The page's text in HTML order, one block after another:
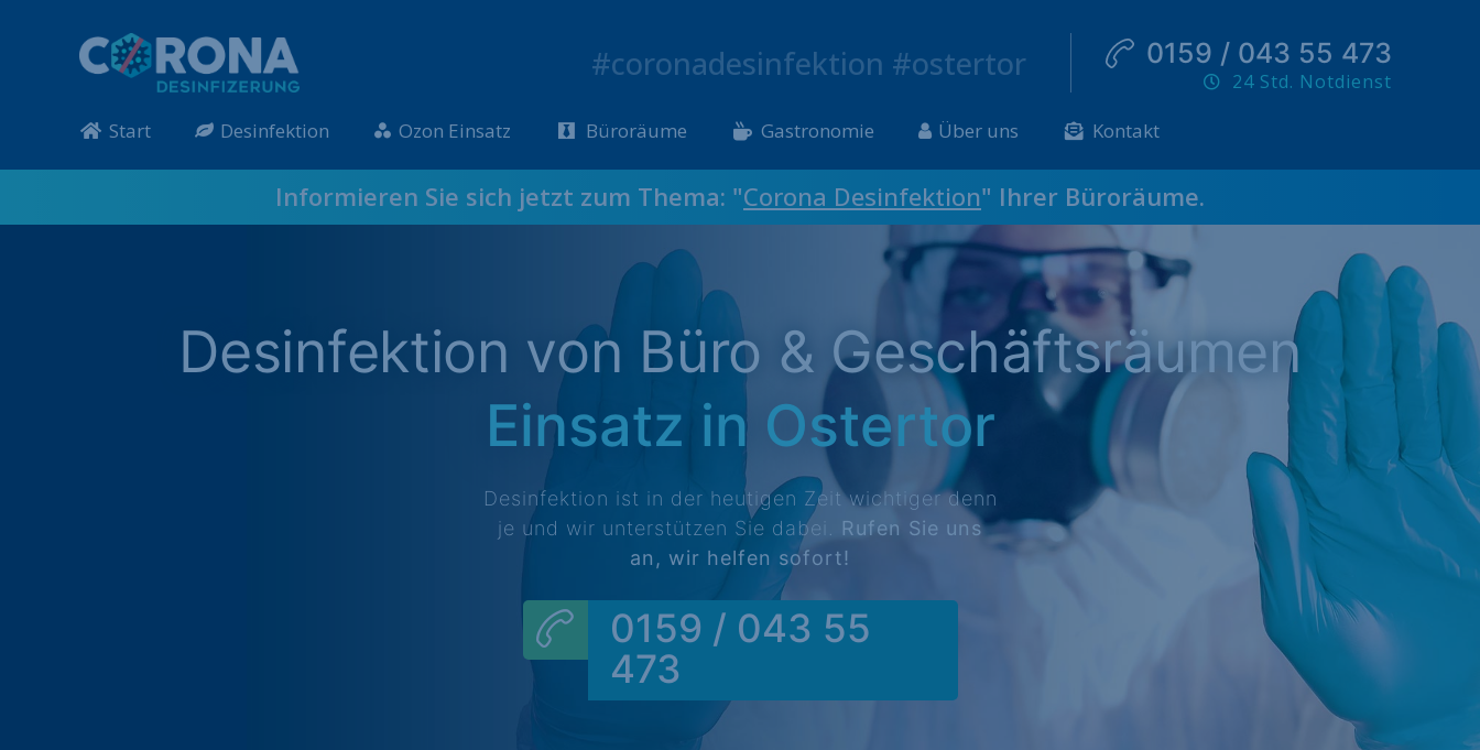
#coronadesinfektion #ostertor 0159 / 043 55 473
24 Std. Notdienst
Start Desinfektion Ozon Einsatz Büroräume Gastronomie Über uns Kontakt
Informieren Sie sich jetzt zum Thema: "Corona Desinfektion" Ihrer Büroräume.
Desinfektion von Büro & Geschäftsräumen
Einsatz in Ostertor
Desinfektion ist in der heutigen Zeit wichtiger denn
je und wir unterstützen Sie dabei. Rufen Sie uns
an, wir helfen sofort!
0159 / 043 55
473